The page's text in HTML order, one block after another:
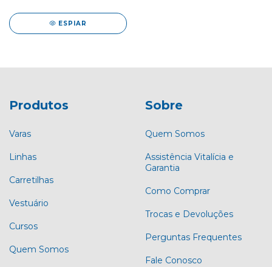
ESPIAR
Produtos
Varas
Linhas
Carretilhas
Vestuário
Cursos
Quem Somos
Sobre
Quem Somos
Assistência Vitalícia e
Garantia
Como Comprar
Trocas e Devoluções
Perguntas Frequentes
Fale Conosco